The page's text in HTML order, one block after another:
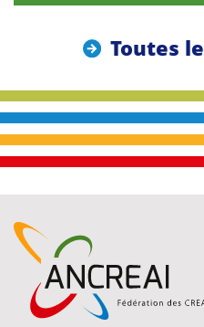
Toutes